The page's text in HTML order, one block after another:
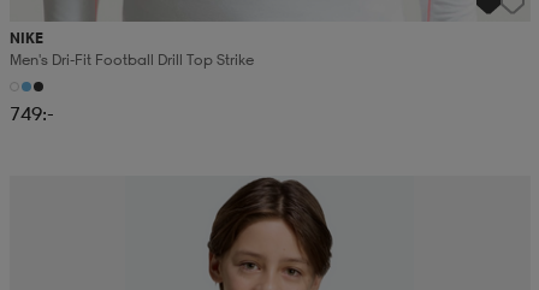
NIKE
Men's Dri-Fit Football Drill Top Strike
749:-